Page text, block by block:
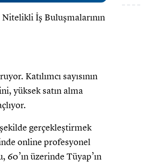
Katılımcı sayısının
yüksek satın alma
gerçekleştirmek
online profesyonel
60’ın üzerinde Tüyap’ın